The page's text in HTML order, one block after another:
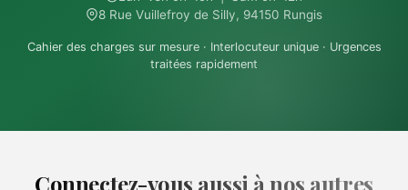
8 Rue Vuillefroy de Silly, 94150 Rungis
Cahier des charges sur mesure · Interlocuteur unique · Urgences
traitées rapidement
Connectez-vous aussi à nos autres